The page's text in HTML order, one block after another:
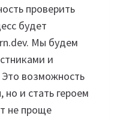
проверить
будет
Мы будем
и
возможность
и стать героем
не проще